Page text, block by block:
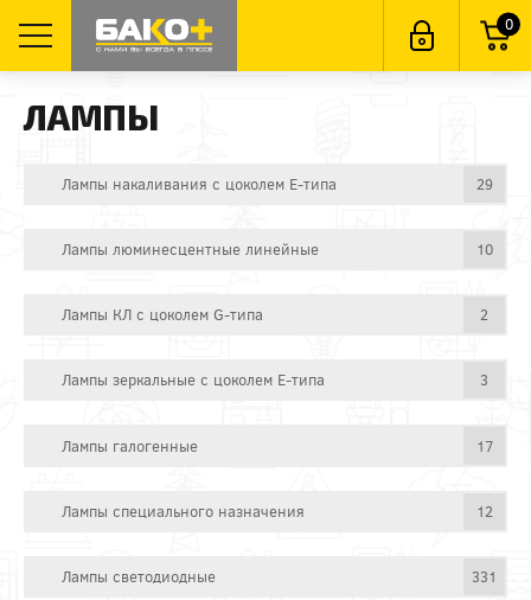
0
ЛАМПЫ
Лампы накаливания с цоколем E-типа 29
Лампы люминесцентные линейные 10
Лампы КЛ с цоколем G-типа 2
Лампы зеркальные с цоколем E-типа 3
Лампы галогенные 17
Лампы специального назначения 12
Лампы светодиодные 331